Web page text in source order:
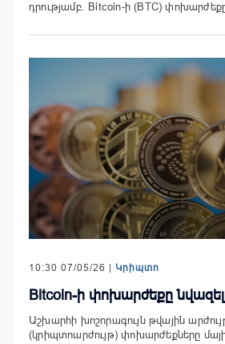
դրությամբ. Bitcoin-ի (BTC)
10:30 07/05/26 | Կրիպտո
Bitcoin-ի փոխարժեքը նվազել
Աշխարհի խոշորագույն թվային
(կրիպտոարժույթ) փոխարժեքները